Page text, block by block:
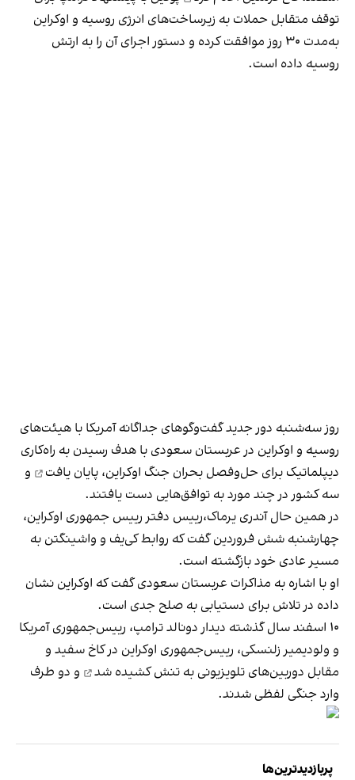
توقف متقابل حملات به زیرساخت‌های انرژی روسیه و اوکراین
به‌مدت ۳۰ روز موافقت کرده و دستور اجرای آن را به ارتش
روسیه داده است.
روز سه‌شنبه دور جدید گفت‌وگوهای جداگانه آمریکا با هیئت‌های
روسیه و اوکراین در عربستان سعودی با هدف رسیدن به راه‌کاری
دیپلماتیک برای حل‌وفصل بحران جنگ اوکراین، پایان یافت
و
سه کشور در چند مورد به توافق‌هایی دست یافتند.
در همین حال آندری یرماک،رییس دفتر رییس جمهوری اوکراین،
چهارشنبه شش فروردین گفت که روابط کی‌یف و واشینگتن به
مسیر عادی خود بازگشته است.
او با اشاره به مذاکرات عربستان سعودی گفت که اوکراین نشان
داده در تلاش برای دستیابی به صلح جدی است.
۱۰ اسفند سال گذشته دیدار دونالد ترامپ، رییس‌جمهوری آمریکا
و ولودیمیر زلنسکی، رییس‌جمهوری اوکراین در کاخ سفید و
مقابل دوربین‌های تلویزیونی به تنش کشیده شد
و دو طرف
وارد جنگی لفظی شدند.
پربازدیدترین‌ها